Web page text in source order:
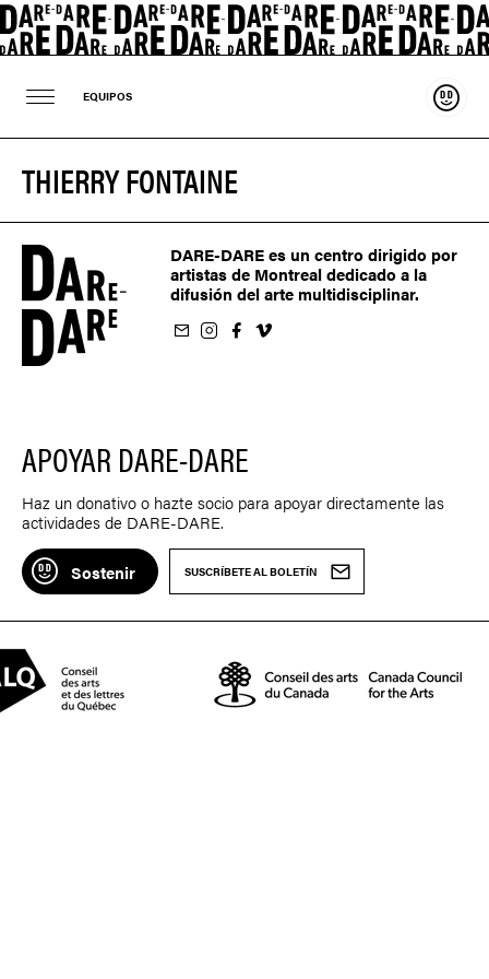
EQUIPOS
THIERRY FONTAINE
DARE-DARE es un centro dirigido por
artistas de Montreal dedicado a la
difusión del arte multidisciplinar.
sur Instagram
sur Facebook
nous sur Vimeo
APOYAR DARE-DARE
Haz un donativo o hazte socio para apoyar directamente las
actividades de DARE-DARE.
Sostenir SUSCRÍBETE AL BOLETÍN